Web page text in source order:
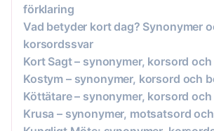
förklaring
Vad betyder kort dag? Synonymer
korsordssvar
Kort Sagt – synonymer, korsord
Kostym – synonymer, korsord och
Köttätare – synonymer, korsord
Krusa – synonymer, motsatsord